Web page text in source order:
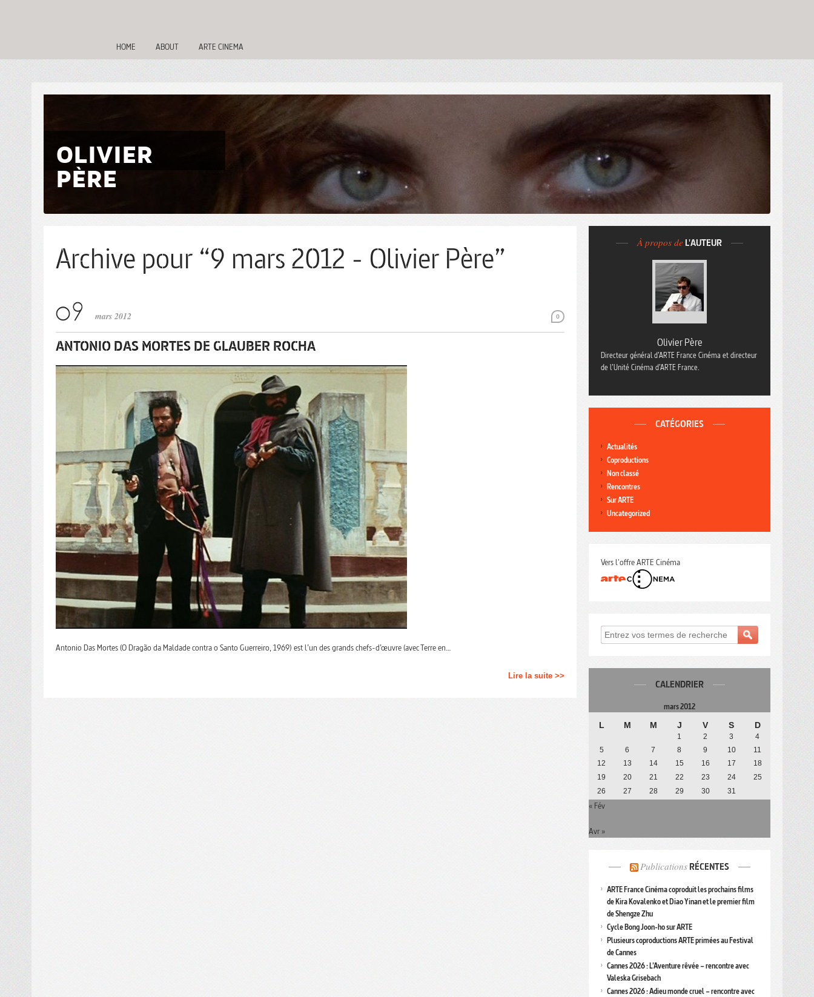
HOME ABOUT ARTE CINEMA
OLIVIER
PÈRE
Archive pour “9 mars 2012 - Olivier Père”
0
mars 2012
ANTONIO DAS MORTES DE GLAUBER ROCHA
Antonio Das Mortes (O Dragão da Maldade contra o Santo Guerreiro, 1969) est l’un des grands chefs-d’œuvre (avec Terre en…
Lire la suite >>
À propos de L'AUTEUR
Olivier Père
Directeur général d’ARTE France Cinéma et directeur
de l’Unité Cinéma d’ARTE France.
CATÉGORIES
Actualités
Coproductions
Non classé
Rencontres
Sur ARTE
Uncategorized
Vers l'offre ARTE Cinéma
CALENDRIER
mars 2012
L M M J V S D
1 2 3
4
5
6 7 8 9 10
11
12
13 14 15 16 17
18
19
20 21 22 23 24
25
26
27 28 29 30 31
« Fév
Avr »
Publications RÉCENTES
ARTE France Cinéma coproduit les prochains films
de Kira Kovalenko et Diao Yinan et le premier film
de Shengze Zhu
Cycle Bong Joon-ho sur ARTE
Plusieurs coproductions ARTE primées au Festival
de Cannes
Cannes 2026 : L’Aventure rêvée – rencontre avec
Valeska Grisebach
Cannes 2026 : Adieu monde cruel – rencontre avec